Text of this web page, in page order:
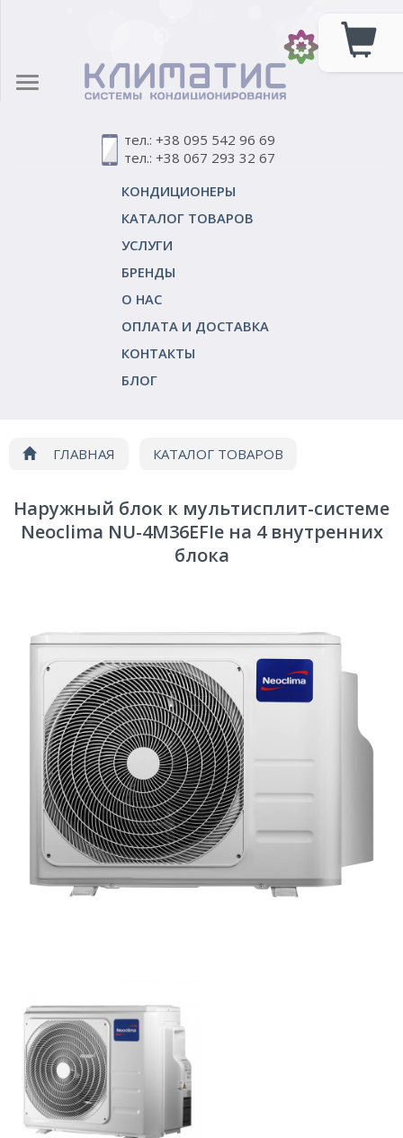
тел.: +38 095 542 96 69
тел.: +38 067 293 32 67
КОНДИЦИОНЕРЫ
КАТАЛОГ ТОВАРОВ
УСЛУГИ
БРЕНДЫ
О НАС
ОПЛАТА И ДОСТАВКА
КОНТАКТЫ
БЛОГ
ГЛАВНАЯ
КАТАЛОГ ТОВАРОВ
Наружный блок Neoclima NU-4M36EFIe
Наружный блок к мультисплит-системе
Neoclima NU-4M36EFIe на 4 внутренних
блока